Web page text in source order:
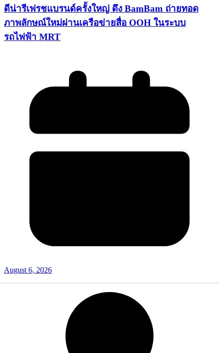
ดีน่ารีเฟรชแบรนด์ครั้งใหญ่ ดึง BamBam ถ่ายทอด
ภาพลักษณ์ใหม่ผ่านเครือข่ายสื่อ OOH ในระบบ
รถไฟฟ้า MRT
August 6, 2026